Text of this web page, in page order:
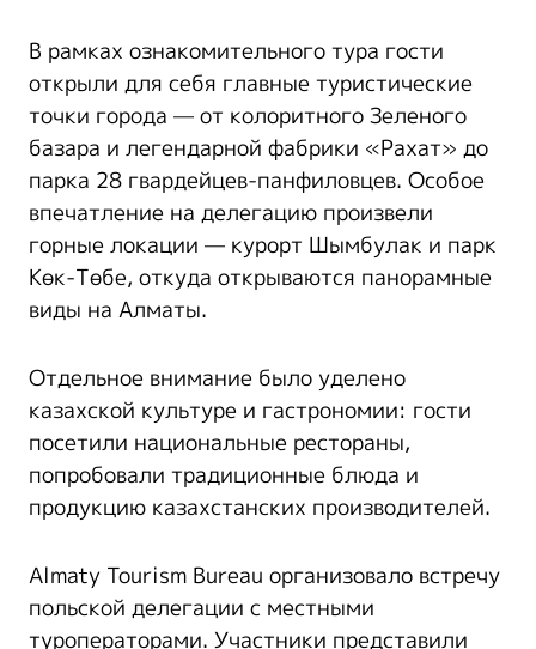
В рамках ознакомительного тура гости
открыли для себя главные туристические
точки города — от колоритного Зеленого
базара и легендарной фабрики «Рахат» до
парка 28 гвардейцев-панфиловцев. Особое
впечатление на делегацию произвели
горные локации — курорт Шымбулак и парк
Көк-Төбе, откуда открываются панорамные
виды на Алматы.
Отдельное внимание было уделено
казахской культуре и гастрономии: гости
посетили национальные рестораны,
попробовали традиционные блюда и
продукцию казахстанских производителей.
Almaty Tourism Bureau организовало встречу
польской делегации с местными
туроператорами. Участники представили